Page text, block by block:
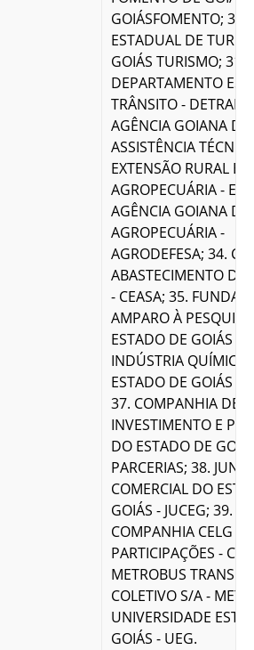
GOIÁSFOMENTO; 30.
ESTADUAL DE
GOIÁS TURISMO; 31.
DEPARTAMENTO
TRÂNSITO - DETRAN;
AGÊNCIA GOIANA DE
ASSISTÊNCIA
EXTENSÃO RURAL E
AGROPECUÁRIA -
AGÊNCIA GOIANA DE
AGROPECUÁRIA -
AGRODEFESA; 34.
ABASTECIMENTO DE
- CEASA; 35.
AMPARO À
ESTADO DE GOIÁS -
INDÚSTRIA QUÍMICA
ESTADO DE GOIÁS -
37. COMPANHIA DE
INVESTIMENTO E
DO ESTADO DE
PARCERIAS; 38.
COMERCIAL DO
GOIÁS - JUCEG; 39.
COMPANHIA CELG DE
PARTICIPAÇÕES -
METROBUS
COLETIVO S/A -
UNIVERSIDADE
GOIÁS - UEG.